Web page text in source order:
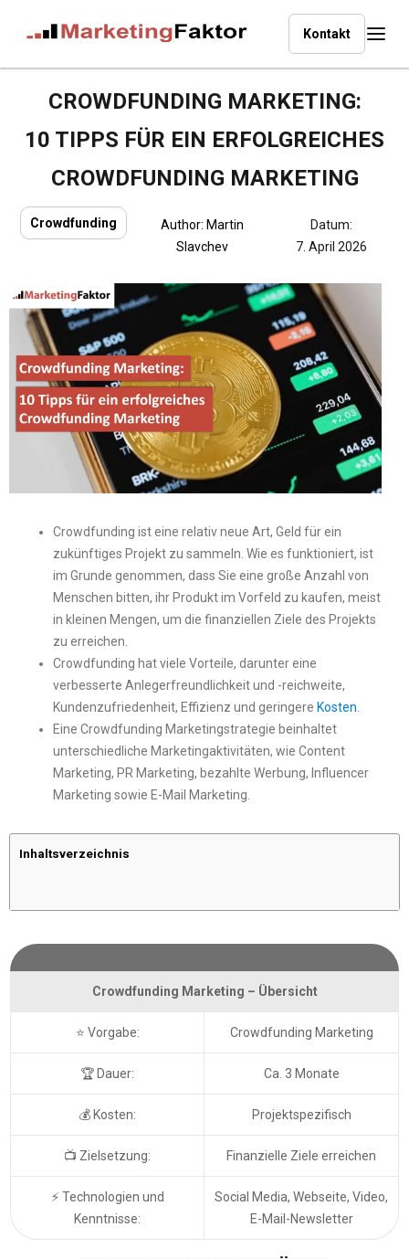
Kontakt
CROWDFUNDING MARKETING:
10 TIPPS FÜR EIN ERFOLGREICHES
CROWDFUNDING MARKETING
Crowdfunding Author: Martin
Slavchev
Datum:
7. April 2026
Crowdfunding ist eine relativ neue Art, Geld für ein
zukünftiges Projekt zu sammeln. Wie es funktioniert, ist
im Grunde genommen, dass Sie eine große Anzahl von
Menschen bitten, ihr Produkt im Vorfeld zu kaufen, meist
in kleinen Mengen, um die finanziellen Ziele des Projekts
zu erreichen.
Crowdfunding hat viele Vorteile, darunter eine
verbesserte Anlegerfreundlichkeit und -reichweite,
Kundenzufriedenheit, Effizienz und geringere Kosten
Eine Crowdfunding Marketingstrategie beinhaltet
unterschiedliche Marketingaktivitäten, wie Content
Marketing, PR Marketing, bezahlte Werbung, Influencer
Marketing sowie E-Mail Marketing.
Inhaltsverzeichnis
Crowdfunding Marketing – Übersicht
⭐ Vorgabe: Crowdfunding Marketing
🏆 Dauer: Ca. 3 Monate
💰 Kosten: Projektspezifisch
📺 Zielsetzung: Finanzielle Ziele erreichen
⚡ Technologien und
Kenntnisse:
Social Media, Webseite, Video,
E-Mail-Newsletter